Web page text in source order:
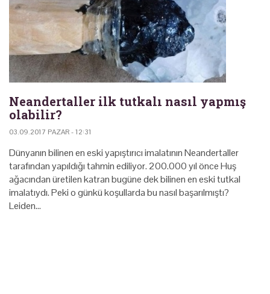
Neandertaller ilk tutkalı nasıl yapmış
olabilir?
03.09.2017 PAZAR - 12:31
Dünyanın bilinen en eski yapıştırıcı imalatının Neandertaller
tarafından yapıldığı tahmin ediliyor. 200.000 yıl önce Huş
ağacından üretilen katran bugüne dek bilinen en eski tutkal
imalatıydı. Peki o günkü koşullarda bu nasıl başarılmıştı?
Leiden…